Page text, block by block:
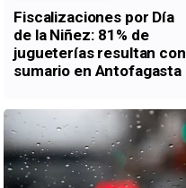
Fiscalizaciones por Día
de la Niñez: 81% de
jugueterías resultan con
sumario en Antofagasta